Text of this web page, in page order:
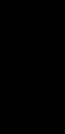
Plus d'infos sur